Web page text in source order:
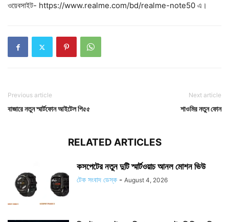
ওয়েবসাইট- https://www.realme.com/bd/realme-note50 এ।
Previous article
বাজারে নতুন স্মার্টফোন আইটেল পি৫৫
Next article
শাওমির নতুন ফোন
RELATED ARTICLES
কসপেটের নতুন দুটি স্মার্টওয়াচ আনল মোশন ভিউ
টেক সংবাদ ডেস্ক - August 4, 2026